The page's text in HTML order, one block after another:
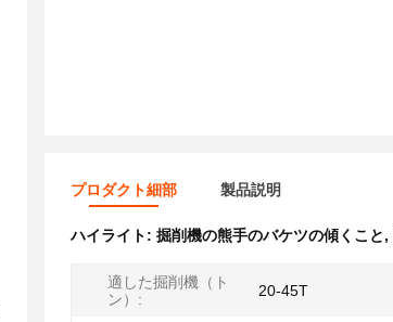
プロダクト細部 製品説明
ハイライト: 掘削機の熊手のバケツの傾くこと,
適した掘削機（ト
ン）:
20-45T